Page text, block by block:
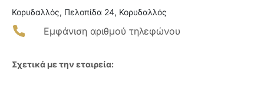
Κορυδαλλός, Πελοπίδα 24, Κορυδαλλός
Εμφάνιση αριθμού τηλεφώνου
Σχετικά με την εταιρεία: